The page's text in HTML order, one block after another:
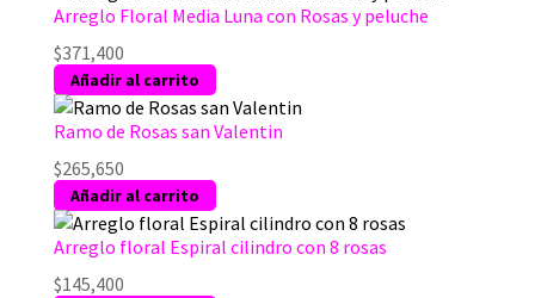
Arreglo Floral Media Luna con Rosas y peluche
$371,400
Añadir al carrito
Ramo de Rosas san Valentin
$265,650
Añadir al carrito
Arreglo floral Espiral cilindro con 8 rosas
$145,400